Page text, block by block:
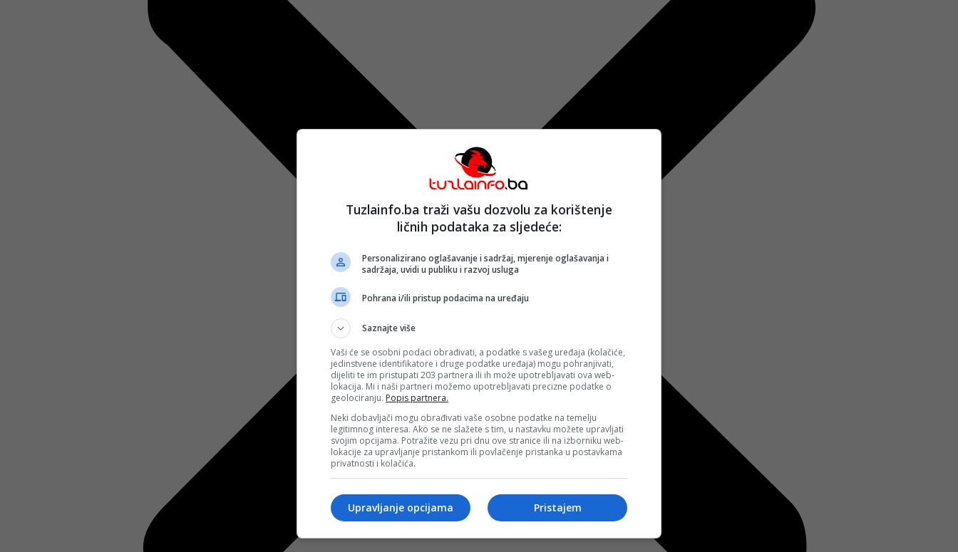
Tuzlainfo.ba traži vašu dozvolu za korištenje
ličnih podataka za sljedeće:
Personalizirano oglašavanje i sadržaj, mjerenje oglašavanja i
sadržaja, uvidi u publiku i razvoj usluga
Pohrana i/ili pristup podacima na uređaju
Saznajte više
Vaši će se osobni podaci obrađivati, a podatke s vašeg uređaja (kolačiće,
jedinstvene identifikatore i druge podatke uređaja) mogu pohranjivati,
dijeliti te im pristupati 203 partnera ili ih može upotrebljavati ova web-
lokacija. Mi i naši partneri možemo upotrebljavati precizne podatke o
geolociranju. Popis partnera.
Neki dobavljači mogu obrađivati vaše osobne podatke na temelju
legitimnog interesa. Ako se ne slažete s tim, u nastavku možete upravljati
svojim opcijama. Potražite vezu pri dnu ove stranice ili na izborniku web-
lokacije za upravljanje pristankom ili povlačenje pristanka u postavkama
privatnosti i kolačića.
Pristajem
Upravljanje opcijama